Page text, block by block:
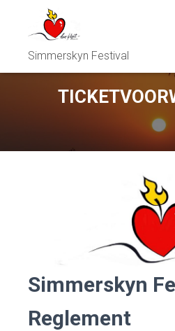
Simmerskyn Festival
Simmerskyn
Reglement